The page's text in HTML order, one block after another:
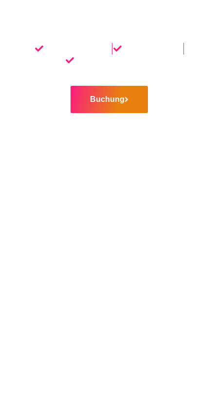
Buchung